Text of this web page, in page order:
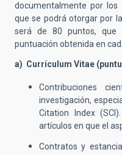
documentalmente por los
que se podrá otorgar por
será de 80 puntos,
puntuación obtenida en
a) Currículum Vitae
Contribuciones
investigación,
Citation Index
artículos en que el
Contratos y